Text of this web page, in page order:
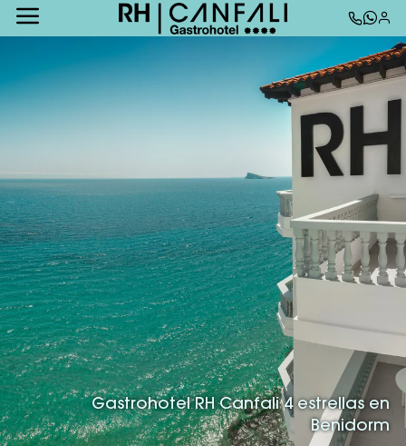
Gastrohotel RH Canfali 4 estrellas en
Benidorm